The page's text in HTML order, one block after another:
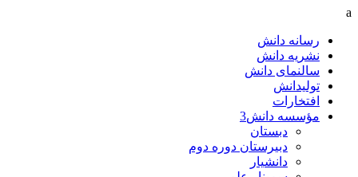
a
رسانه دانش
نشریه دانش
سالنمای دانش
تولیدانش
افتخارات
مؤسسه دانش3
دبستان
دبیرستان دوره دوم
دانشیار